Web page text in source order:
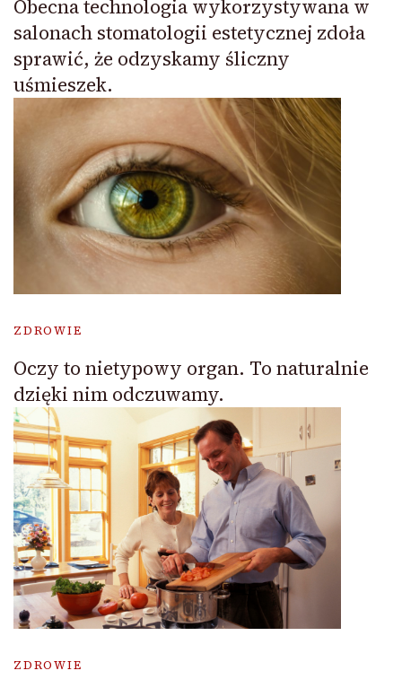
Obecna technologia wykorzystywana w
salonach stomatologii estetycznej zdoła
sprawić, że odzyskamy śliczny
uśmieszek.
ZDROWIE
Oczy to nietypowy organ. To naturalnie
dzięki nim odczuwamy.
ZDROWIE